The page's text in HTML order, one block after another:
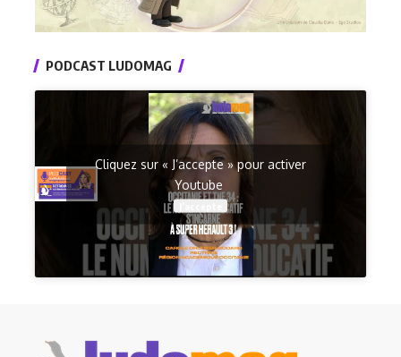
PODCAST LUDOMAG
Cliquez sur « J’accepte » pour activer
Youtube